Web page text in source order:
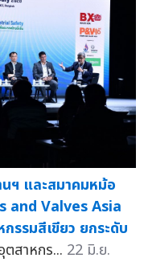
ฯ และสมาคมหม้อ
and Valves Asia
รรมสีเขียว ยกระดับ
สาหกร... 22 มิ.ย.